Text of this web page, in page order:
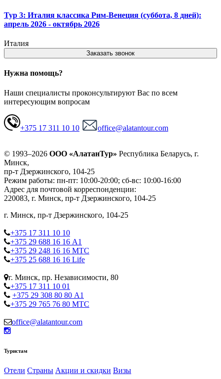
Тур 3: Италия классика Рим-Венеция (суббота, 8 дней):
апрель 2026 - октябрь 2026
Италия
Заказать звонок
Нужна помощь?
Наши специалисты проконсультируют Вас по всем
интересующим вопросам
+375 17 311 10 10 office@alatantour.com
© 1993–2026 ООО «АлатанТур» Республика Беларусь, г.
Минск,
пр-т Дзержинского, 104-25
Режим работы: пн-пт: 10:00-20:00; сб-вс: 10:00-16:00
Адрес для почтовой корреспонденции:
220083, г. Минск, пр-т Дзержинского, 104-25
г. Минск, пр-т Дзержинского, 104-25
+375 17 311 10 10
+375 29 688 16 16 А1
+375 29 248 16 16 МТС
+375 25 688 16 16 Life
г. Минск, пр. Независимости, 80
+375 17 311 10 01
+375 29 308 80 80 А1
+375 29 765 76 80 МТС
office@alatantour.com
Туристам
Отели Страны Акции и скидки Визы